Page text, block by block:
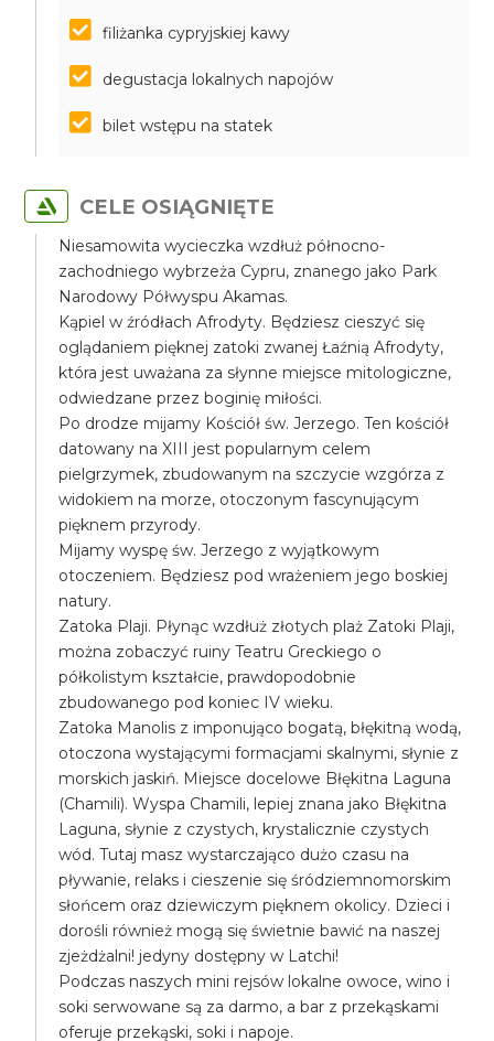
filiżanka cypryjskiej kawy
degustacja lokalnych napojów
bilet wstępu na statek
CELE OSIĄGNIĘTE
Niesamowita wycieczka wzdłuż północno-
zachodniego wybrzeża Cypru, znanego jako Park
Narodowy Półwyspu Akamas.
Kąpiel w źródłach Afrodyty. Będziesz cieszyć się
oglądaniem pięknej zatoki zwanej Łaźnią Afrodyty,
która jest uważana za słynne miejsce mitologiczne,
odwiedzane przez boginię miłości.
Po drodze mijamy Kościół św. Jerzego. Ten kościół
datowany na XIII jest popularnym celem
pielgrzymek, zbudowanym na szczycie wzgórza z
widokiem na morze, otoczonym fascynującym
pięknem przyrody.
Mijamy wyspę św. Jerzego z wyjątkowym
otoczeniem. Będziesz pod wrażeniem jego boskiej
natury.
Zatoka Plaji. Płynąc wzdłuż złotych plaż Zatoki Plaji,
można zobaczyć ruiny Teatru Greckiego o
półkolistym kształcie, prawdopodobnie
zbudowanego pod koniec IV wieku.
Zatoka Manolis z imponująco bogatą, błękitną wodą,
otoczona wystającymi formacjami skalnymi, słynie z
morskich jaskiń. Miejsce docelowe Błękitna Laguna
(Chamili). Wyspa Chamili, lepiej znana jako Błękitna
Laguna, słynie z czystych, krystalicznie czystych
wód. Tutaj masz wystarczająco dużo czasu na
pływanie, relaks i cieszenie się śródziemnomorskim
słońcem oraz dziewiczym pięknem okolicy. Dzieci i
dorośli również mogą się świetnie bawić na naszej
zjeżdżalni! jedyny dostępny w Latchi!
Podczas naszych mini rejsów lokalne owoce, wino i
soki serwowane są za darmo, a bar z przekąskami
oferuje przekąski, soki i napoje.